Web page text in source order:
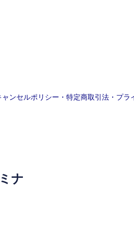
ャンセルポリシー・特定商取引法・プラ
ナ